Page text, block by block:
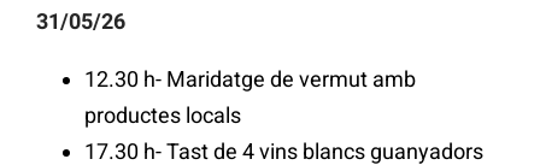
31/05/26
12.30 h- Maridatge de vermut amb
productes locals
17.30 h- Tast de 4 vins blancs guanyadors